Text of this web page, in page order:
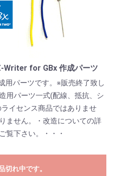
Writer for GBx 作成パーツ
用パーツです。※販売終了致し
用パーツ一式(配線、抵抗、シ
イセンス商品ではありませ
ません。・改造についての詳
覧下さい。・・・
切れ中です。